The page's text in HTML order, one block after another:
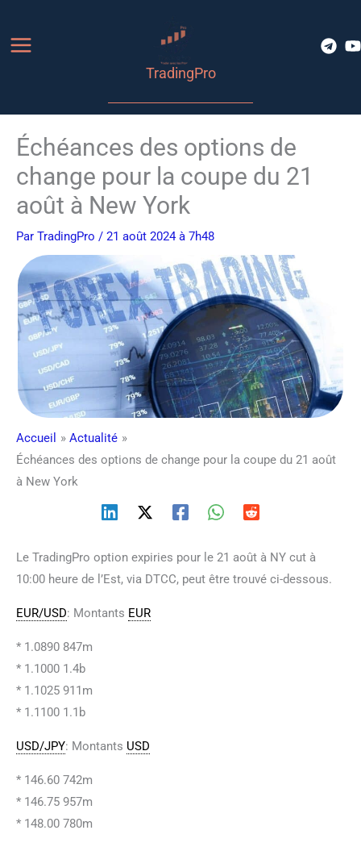
contenu
TradingPro
Échéances des options de
change pour la coupe du 21
août à New York
Par TradingPro / 21 août 2024 à 7h48
Accueil
Actualité
Échéances des options de change pour la coupe du 21 août
à New York
Le TradingPro option expiries pour le 21 août à NY cut à
10:00 heure de l’Est, via DTCC, peut être trouvé ci-dessous.
EUR/USD: Montants EUR
* 1.0890 847m
* 1.1000 1.4b
* 1.1025 911m
* 1.1100 1.1b
USD/JPY: Montants USD
* 146.60 742m
* 146.75 957m
* 148.00 780m